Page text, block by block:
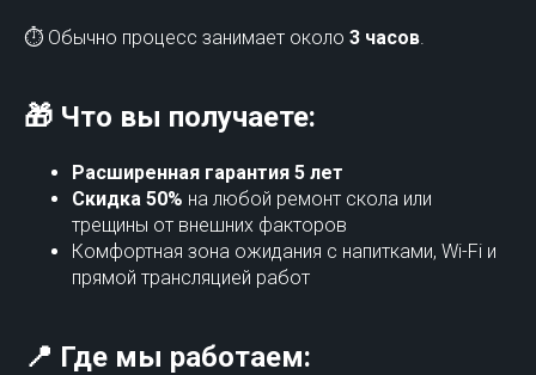
⏱ Обычно процесс занимает около 3 часов.
🎁 Что вы получаете:
Расширенная гарантия 5 лет
Скидка 50% на любой ремонт скола или
трещины от внешних факторов
Комфортная зона ожидания с напитками, Wi-Fi и
прямой трансляцией работ
📍 Где мы работаем: